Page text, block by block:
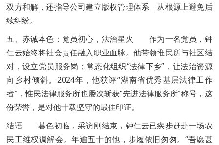
双方和解，还指导公司建立版权管理体系，从根源上避免后
续纠纷。
五、赤诚本色：党员初心，法治星火 作为一名党员，钟
仁云始终将社会责任融入职业血脉。他带领惟民所与社区结
对，设立党员服务岗；常态化组织“法律下乡”，让法治资源
向乡村倾斜。2024年，他获评“湖南省优秀基层法律工作
者”，惟民法律服务所也屡次斩获“先进法律服务所”称号，这
份荣誉，是对他十载坚守的最佳印证。
结语 暮色初临，采访刚结束，钟仁云已疾步赶赴一场农
民工维权调解会。年逾五十的他，步履依旧匆匆。“吾愿甚